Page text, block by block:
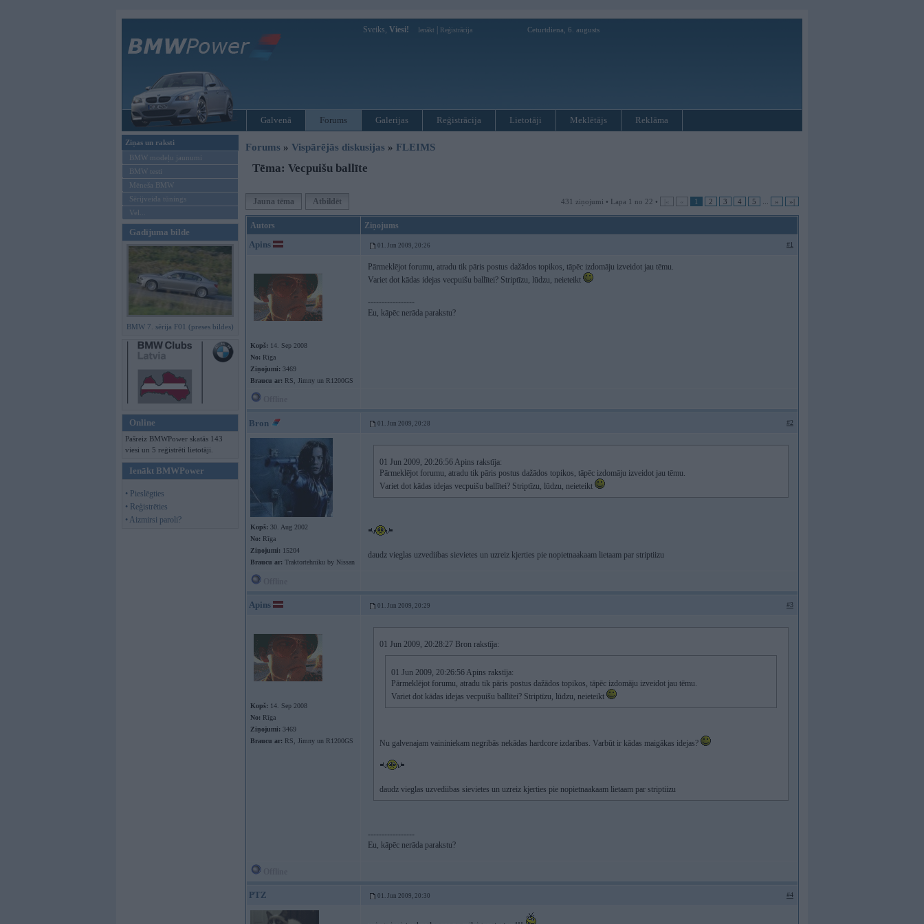
Sveiks, Viesi! Ienākt Reģistrācija Ceturtdiena, 6. augusts
Galvenā Forums Galerijas Reģistrācija Lietotāji Meklētājs Reklāma
Ziņas un raksti
BMW modeļu jaunumi
BMW testi
Mēneša BMW
Sērijveida tūnings
Vel...
Gadījuma bilde
BMW 7. sērija F01 (preses bildes)
Online
Pašreiz BMWPower skatās 143
viesi un 5 reģistrēti lietotāji.
Ienākt BMWPower
• Pieslēgties
• Reģistrēties
• Aizmirsi paroli?
Forums » Vispārējās diskusijas » FLEIMS
Tēma: Vecpuišu ballīte
Jauna tēma Atbildēt 431 ziņojumi • Lapa 1 no 22 • |« « 1 2 3 4 5 » »|
Autors Ziņojums
Apins 01. Jun 2009, 20:26 #1
Kopš: 14. Sep 2008
No: Rīga
Ziņojumi: 3469
Braucu ar: RS, Jimny un R1200GS
Pārmeklējot forumu, atradu tik pāris postus dažādos topikos, tāpēc izdomāju izveidot jau tēmu.
Variet dot kādas idejas vecpuišu ballītei? Striptīzu, lūdzu, neieteikt
-----------------
Eu, kāpēc nerāda parakstu?
Bron 01. Jun 2009, 20:28 #2
Kopš: 30. Aug 2002
No: Rīga
Ziņojumi: 15204
Braucu ar: Traktortehniku by Nissan
01 Jun 2009, 20:26:56 Apins rakstīja:
Pārmeklējot forumu, atradu tik pāris postus dažādos topikos, tāpēc izdomāju izveidot jau tēmu.
Variet dot kādas idejas vecpuišu ballītei? Striptīzu, lūdzu, neieteikt
daudz vieglas uzvediibas sievietes un uzreiz kjerties pie nopietnaakaam lietaam par striptiizu
Apins 01. Jun 2009, 20:29 #3
Kopš: 14. Sep 2008
No: Rīga
Ziņojumi: 3469
Braucu ar: RS, Jimny un R1200GS
01 Jun 2009, 20:28:27 Bron rakstīja:
01 Jun 2009, 20:26:56 Apins rakstīja:
Pārmeklējot forumu, atradu tik pāris postus dažādos topikos, tāpēc izdomāju izveidot jau tēmu.
Variet dot kādas idejas vecpuišu ballītei? Striptīzu, lūdzu, neieteikt
Nu galvenajam vaininiekam negribās nekādas hardcore izdarības. Varbūt ir kādas maigākas idejas?
daudz vieglas uzvediibas sievietes un uzreiz kjerties pie nopietnaakaam lietaam par striptiizu
-----------------
Eu, kāpēc nerāda parakstu?
PTZ 01. Jun 2009, 20:30 #4